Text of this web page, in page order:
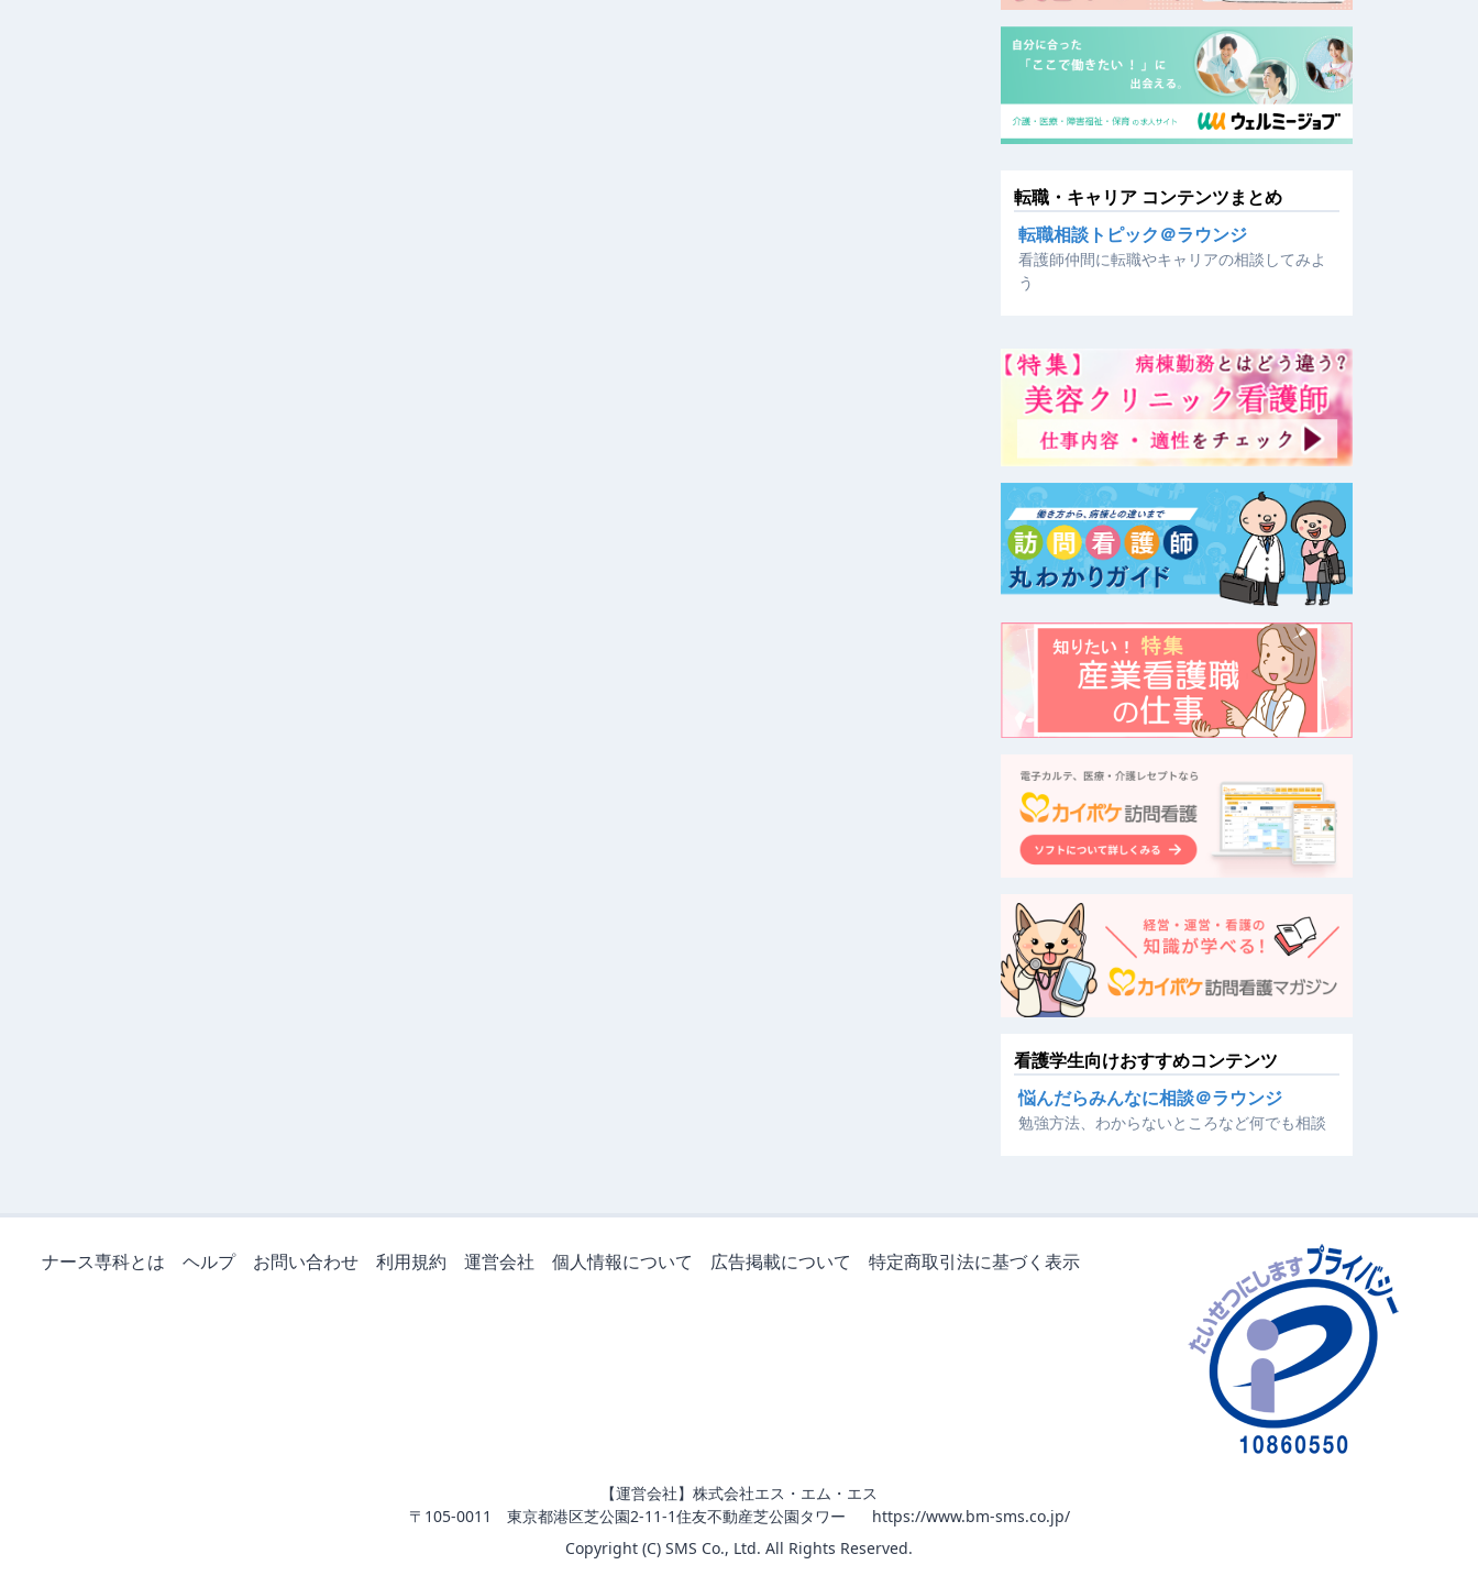
転職・キャリア コンテンツまとめ
転職相談トピック＠ラウンジ
看護師仲間に転職やキャリアの相談してみよ
う
看護学生向けおすすめコンテンツ
悩んだらみんなに相談＠ラウンジ
勉強方法、わからないところなど何でも相談
ナース専科とは ヘルプ お問い合わせ 利用規約 運営会社 個人情報について 広告掲載について 特定商取引法に基づく表示
【運営会社】株式会社エス・エム・エス
〒105-0011 東京都港区芝公園2-11-1住友不動産芝公園タワー
https://www.bm-sms.co.jp/
Copyright (C) SMS Co., Ltd. All Rights Reserved.